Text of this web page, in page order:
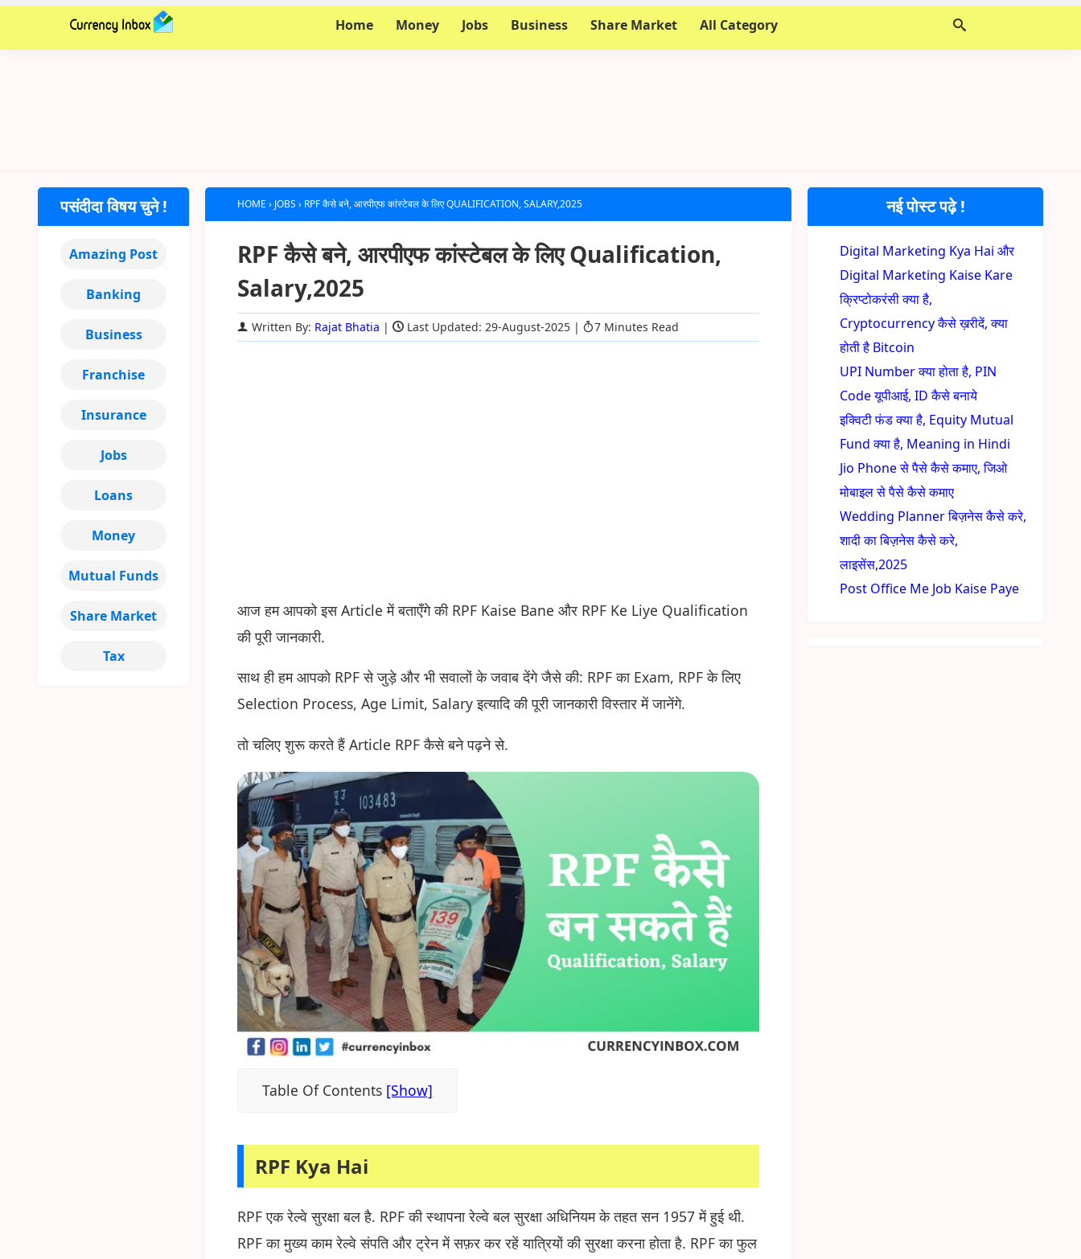
Home Money Jobs Business Share Market All Category
HOME › JOBS › RPF कैसे बने, आरपीएफ कांस्टेबल के लिए QUALIFICATION, SALARY,2025
RPF कैसे बने, आरपीएफ कांस्टेबल के लिए Qualification,
Salary,2025
Written By: Rajat Bhatia | Last Updated: 29-August-2025 | 7 Minutes Read
आज हम आपको इस Article में बताएँगे की RPF Kaise Bane और RPF Ke Liye Qualification
की पूरी जानकारी.
साथ ही हम आपको RPF से जुड़े और भी सवालों के जवाब देंगे जैसे की: RPF का Exam, RPF के लिए
Selection Process, Age Limit, Salary इत्यादि की पूरी जानकारी विस्तार में जानेंगे.
तो चलिए शुरू करते हैं Article RPF कैसे बने पढ़ने से.
Table Of Contents
RPF Kya Hai
RPF एक रेल्वे सुरक्षा बल है. RPF की स्थापना रेल्वे बल सुरक्षा अधिनियम के तहत सन 1957 में हुई थी.
RPF का मुख्य काम रेल्वे संपति और ट्रेन में सफ़र कर रहें यात्रियों की सुरक्षा करना होता है. RPF का फुल
नई पोस्ट पढ़े !
Digital Marketing Kya Hai और
Digital Marketing Kaise Kare
क्रिप्टोकरंसी क्या है,
Cryptocurrency कैसे ख़रीदें, क्या
होती है Bitcoin
UPI Number क्या होता है, PIN
Code यूपीआई, ID कैसे बनाये
इक्विटी फंड क्या है, Equity Mutual
Fund क्या है, Meaning in Hindi
Jio Phone से पैसे कैसे कमाए, जिओ
मोबाइल से पैसे कैसे कमाए
Wedding Planner बिज़नेस कैसे करे,
शादी का बिज़नेस कैसे करे,
लाइसेंस,2025
Post Office Me Job Kaise Paye
पसंदीदा विषय चुने !
Amazing Post
Banking
Business
Franchise
Insurance
Jobs
Loans
Money
Mutual Funds
Share Market
Tax